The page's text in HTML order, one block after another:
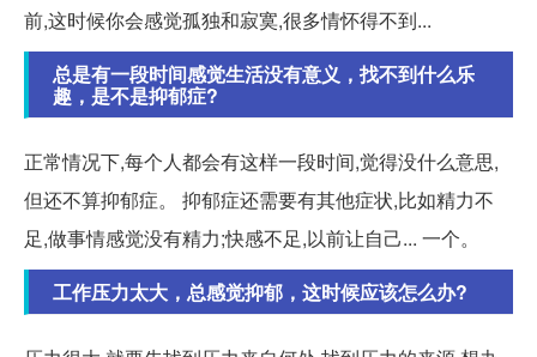
前,这时候你会感觉孤独和寂寞,很多情怀得不到...
总是有一段时间感觉生活没有意义，找不到什么乐
趣，是不是抑郁症?
正常情况下,每个人都会有这样一段时间,觉得没什么意思,
但还不算抑郁症。 抑郁症还需要有其他症状,比如精力不
足,做事情感觉没有精力;快感不足,以前让自己... 一个。
工作压力太大，总感觉抑郁，这时候应该怎么办?